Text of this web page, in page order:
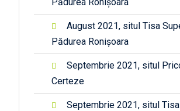
August 2021, situl Tisa
Pădurea Ronișoara
Septembrie 2021, situl
Certeze
Septembrie 2021, situl